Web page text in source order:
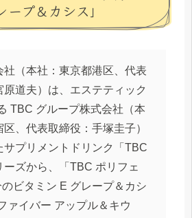
プ＆カシス」
社（本社：東京都港区、代表
道夫）は、エステティック
TBC グループ株式会社（本
、代表取締役：手塚圭子）
サプリメントドリンク「TBC
ーズから、「TBC ポリフェ
のビタミン E グレープ＆カシ
ァイバー アップル＆キウ